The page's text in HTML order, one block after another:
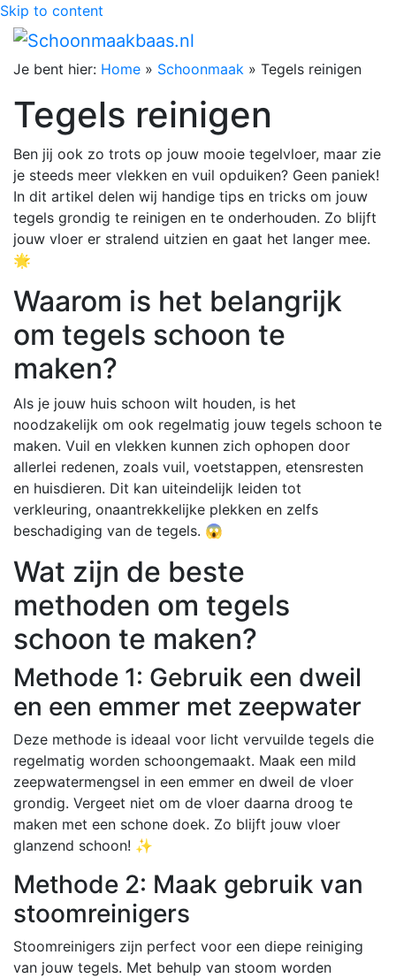
Skip to content
Je bent hier: Home » Schoonmaak » Tegels reinigen
Tegels reinigen
Ben jij ook zo trots op jouw mooie tegelvloer, maar zie
je steeds meer vlekken en vuil opduiken? Geen paniek!
In dit artikel delen wij handige tips en tricks om jouw
tegels grondig te reinigen en te onderhouden. Zo blijft
jouw vloer er stralend uitzien en gaat het langer mee.
🌟
Waarom is het belangrijk
om tegels schoon te
maken?
Als je jouw huis schoon wilt houden, is het
noodzakelijk om ook regelmatig jouw tegels schoon te
maken. Vuil en vlekken kunnen zich ophopen door
allerlei redenen, zoals vuil, voetstappen, etensresten
en huisdieren. Dit kan uiteindelijk leiden tot
verkleuring, onaantrekkelijke plekken en zelfs
beschadiging van de tegels. 😱
Wat zijn de beste
methoden om tegels
schoon te maken?
Methode 1: Gebruik een dweil
en een emmer met zeepwater
Deze methode is ideaal voor licht vervuilde tegels die
regelmatig worden schoongemaakt. Maak een mild
zeepwatermengsel in een emmer en dweil de vloer
grondig. Vergeet niet om de vloer daarna droog te
maken met een schone doek. Zo blijft jouw vloer
glanzend schoon! ✨
Methode 2: Maak gebruik van
stoomreinigers
Stoomreinigers zijn perfect voor een diepe reiniging
van jouw tegels. Met behulp van stoom worden